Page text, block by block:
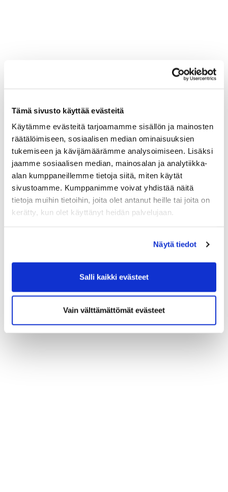
Tämä sivusto käyttää evästeitä
Käytämme evästeitä tarjoamamme sisällön ja mainosten
räätälöimiseen, sosiaalisen median ominaisuuksien
tukemiseen ja kävijämäärämme analysoimiseen. Lisäksi
jaamme sosiaalisen median, mainosalan ja analytiikka-
alan kumppaneillemme tietoja siitä, miten käytät
sivustoamme. Kumppanimme voivat yhdistää näitä
tietoja muihin tietoihin, joita olet antanut heille tai joita on
kerätty, kun olet käyttänyt heidän palvelujaan.
Näytä tiedot
Salli kaikki evästeet
Vain välttämättömät evästeet